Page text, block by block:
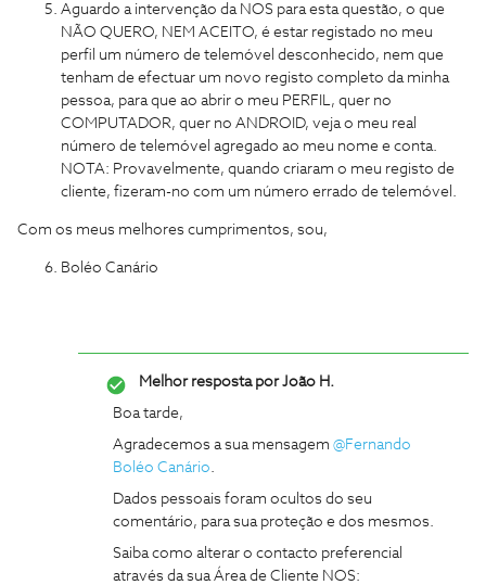
Aguardo a intervenção da NOS para esta questão, o que
NÃO QUERO, NEM ACEITO, é estar registado no meu
perfil um número de telemóvel desconhecido, nem que
tenham de efectuar um novo registo completo da minha
pessoa, para que ao abrir o meu PERFIL, quer no
COMPUTADOR, quer no ANDROID, veja o meu real
número de telemóvel agregado ao meu nome e conta.
NOTA: Provavelmente, quando criaram o meu registo de
cliente, fizeram-no com um número errado de telemóvel.
Com os meus melhores cumprimentos, sou,
Boléo Canário
Melhor resposta porJoão H.
Boa tarde,
Agradecemos a sua mensagem @Fernando
Boléo Canário.
Dados pessoais foram ocultos do seu
comentário, para sua proteção e dos mesmos.
Saiba como alterar o contacto preferencial
através da sua Área de Cliente NOS: